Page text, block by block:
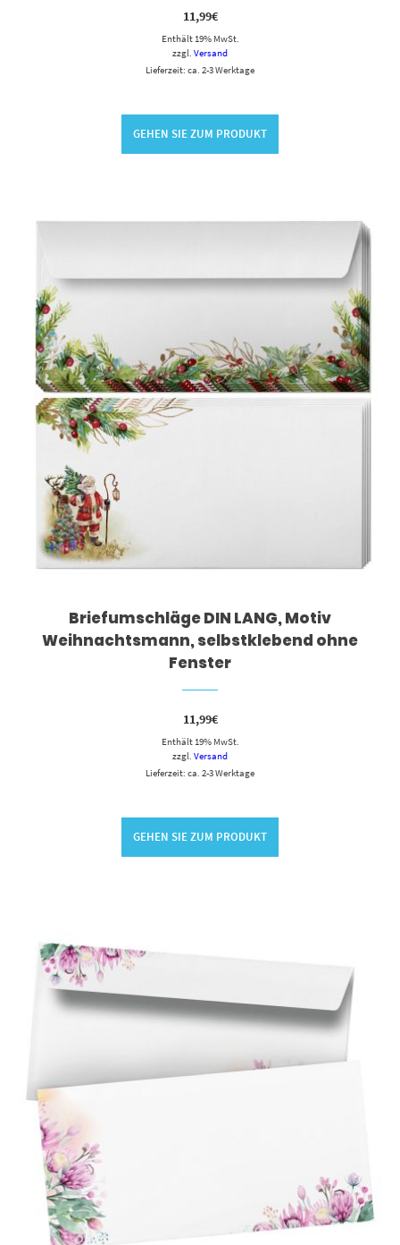
11,99€
Enthält 19% MwSt.
zzgl. Versand
Lieferzeit: ca. 2-3 Werktage
GEHEN SIE ZUM PRODUKT
Briefumschläge DIN LANG, Motiv
Weihnachtsmann, selbstklebend ohne
Fenster
11,99€
Enthält 19% MwSt.
zzgl. Versand
Lieferzeit: ca. 2-3 Werktage
GEHEN SIE ZUM PRODUKT